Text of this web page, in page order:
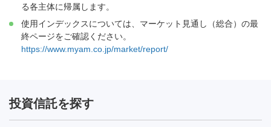
る各主体に帰属します。
使用インデックスについては、マーケット見通し（総合）の最
終ページをご確認ください。
https://www.myam.co.jp/market/report/
投資信託を探す